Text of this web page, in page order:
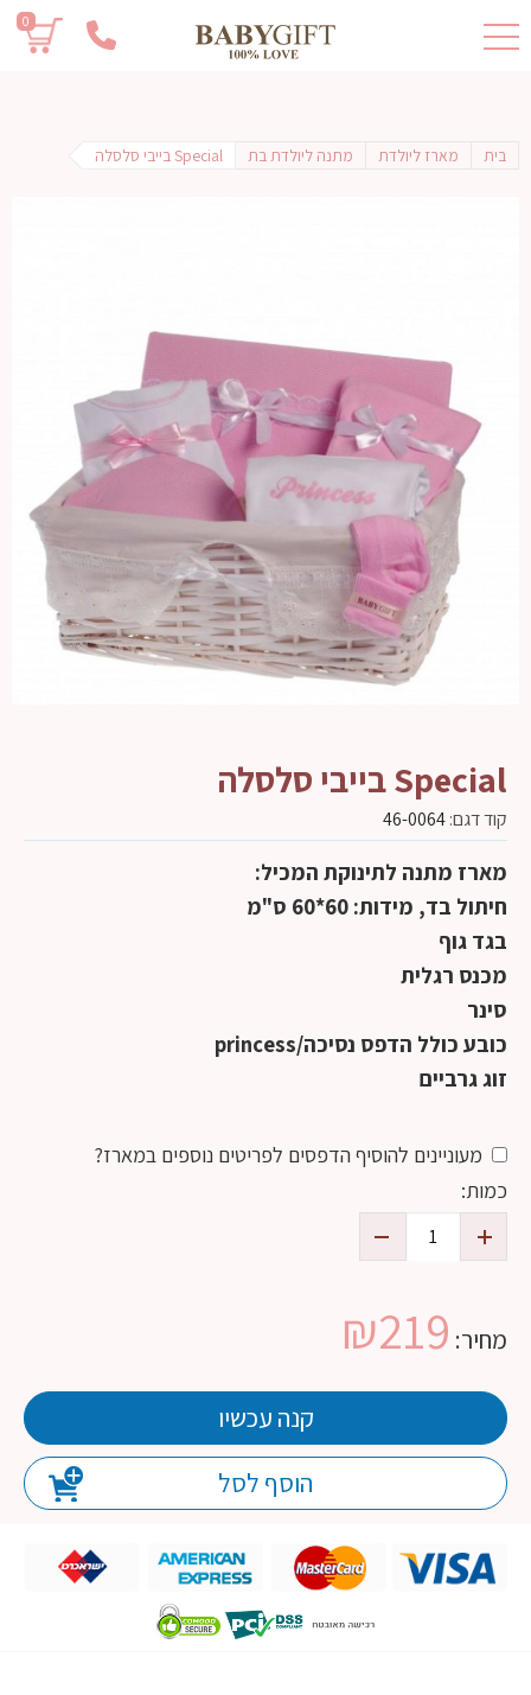
0
בית מארז ליולדת מתנה ליולדת בת Special בייבי סלסלה
Special בייבי סלסלה
קוד דגם:46-0064
מארז מתנה לתינוקת המכיל:
חיתול בד, מידות: 60*60 ס"מ
בגד גוף
מכנס רגלית
סינר
כובע כולל הדפס נסיכה/princess
זוג גרביים
מעוניינים להוסיף הדפסים לפריטים נוספים במארז?
כמות:
מחיר: ₪219
קנה עכשיו
הוסף לסל